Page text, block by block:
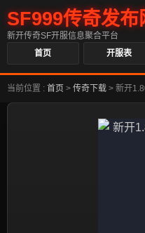
SF999传奇发布
新开传奇SF开服信息聚合平台
首页
开服表
当前位置 : 首页 > 传奇下载 > 新开